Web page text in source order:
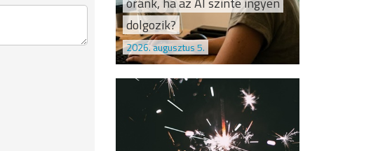
dolgozik?
2026. augusztus 5.